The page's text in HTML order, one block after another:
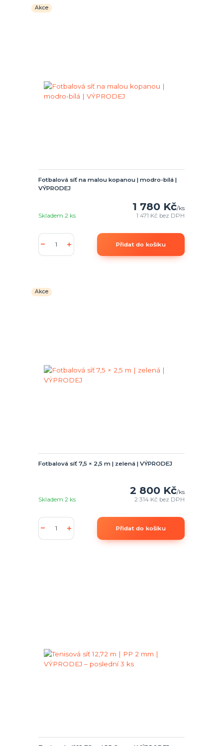
Akce
Fotbalová síť na malou kopanou | modro-bílá |
VÝPRODEJ
1 780 Kč/ks
1 471 Kč bez DPH
Skladem 2 ks
Přidat do košíku
Akce
Fotbalová síť 7,5 × 2,5 m | zelená | VÝPRODEJ
2 800 Kč/ks
2 314 Kč bez DPH
Skladem 2 ks
Přidat do košíku